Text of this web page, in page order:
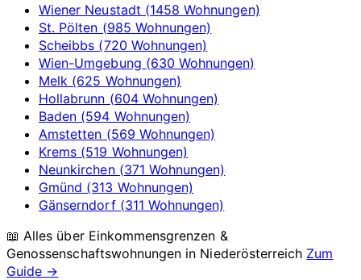
Wiener Neustadt (1458 Wohnungen)
St. Pölten (985 Wohnungen)
Scheibbs (720 Wohnungen)
Wien-Umgebung (630 Wohnungen)
Melk (625 Wohnungen)
Hollabrunn (604 Wohnungen)
Baden (594 Wohnungen)
Amstetten (569 Wohnungen)
Krems (519 Wohnungen)
Neunkirchen (371 Wohnungen)
Gmünd (313 Wohnungen)
Gänserndorf (311 Wohnungen)
📖 Alles über Einkommensgrenzen &
Genossenschaftswohnungen in Niederösterreich Zum
Guide →